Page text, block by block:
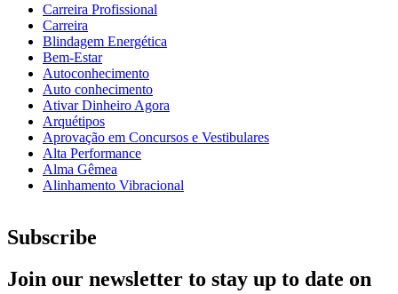
Carreira Profissional
Carreira
Blindagem Energética
Bem-Estar
Autoconhecimento
Auto conhecimento
Ativar Dinheiro Agora
Arquétipos
Aprovação em Concursos e Vestibulares
Alta Performance
Alma Gêmea
Alinhamento Vibracional
Subscribe
Join our newsletter to stay up to date on